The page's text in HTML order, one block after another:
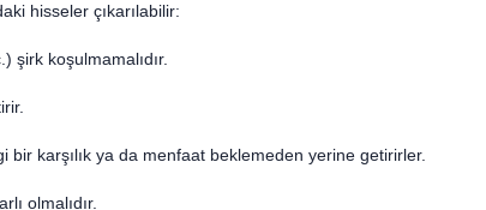
hisseler çıkarılabilir:
şirk koşulmamalıdır.
karşılık ya da menfaat beklemeden yerine getirirler.
olmalıdır.